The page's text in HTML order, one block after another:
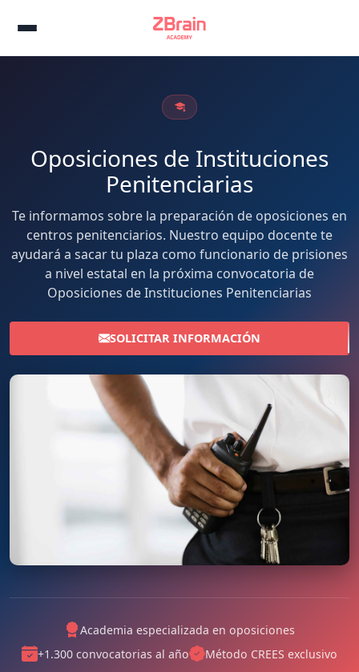
Oposiciones de Instituciones
Penitenciarias
Te informamos sobre la preparación de oposiciones en
centros penitenciarios. Nuestro equipo docente te
ayudará a sacar tu plaza como funcionario de prisiones
a nivel estatal en la próxima convocatoria de
Oposiciones de Instituciones Penitenciarias
SOLICITAR INFORMACIÓN
Academia especializada en oposiciones
+1.300 convocatorias al año
Método CREES exclusivo